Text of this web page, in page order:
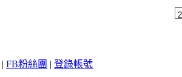
| FB粉絲團 | 登錄帳號